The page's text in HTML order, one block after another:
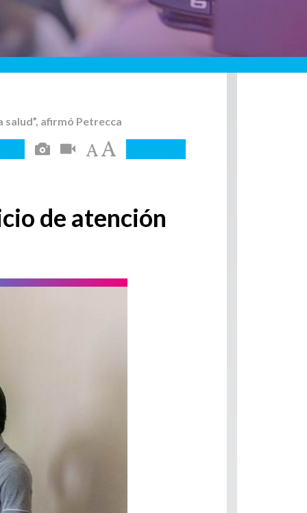
salud”, afirmó Petrecca
de atención